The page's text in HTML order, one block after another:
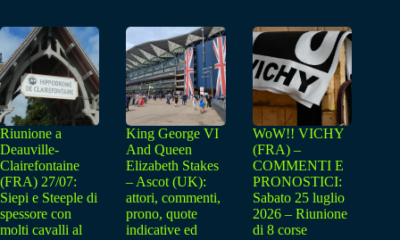
Riunione a
Deauville-
Clairefontaine
(FRA) 27/07:
Siepi e Steeple di
spessore con
molti cavalli al
King George VI
And Queen
Elizabeth Stakes
– Ascot (UK):
attori, commenti,
prono, quote
indicative ed
WoW!! VICHY
(FRA) –
COMMENTI E
PRONOSTICI:
Sabato 25 luglio
2026 – Riunione
di 8 corse